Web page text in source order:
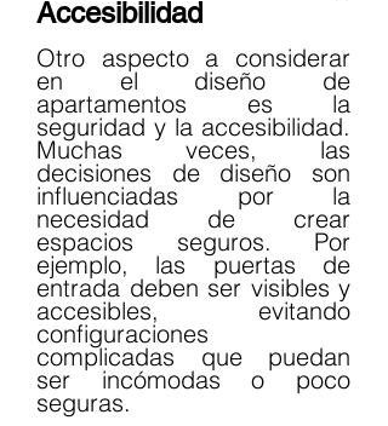
Accesibilidad
Otro aspecto a considerar
en el diseño de
apartamentos es la
seguridad y la accesibilidad.
Muchas veces, las
decisiones de diseño son
influenciadas por la
necesidad de crear
espacios seguros. Por
ejemplo, las puertas de
entrada deben ser visibles y
accesibles, evitando
configuraciones
complicadas que puedan
ser incómodas o poco
seguras.